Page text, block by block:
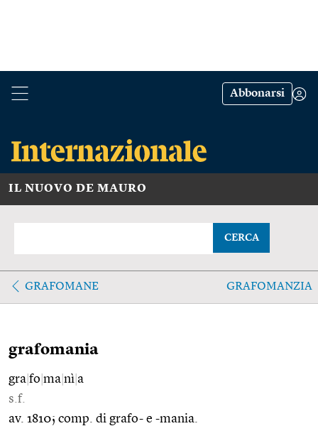
Abbonarsi
IL NUOVO DE MAURO
CERCA
GRAFOMANE GRAFOMANZIA
grafomania
gra fo ma nì a
s.f.
av. 1810; comp. di grafo- e -mania.